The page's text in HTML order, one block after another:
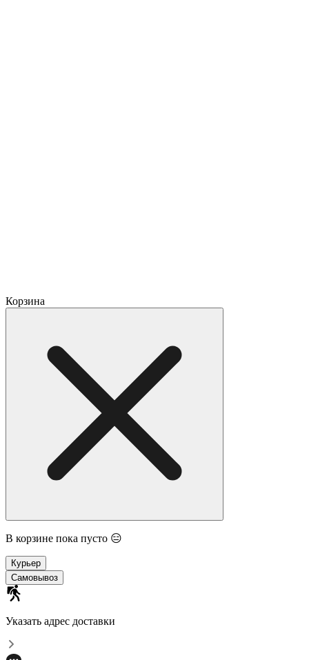
Корзина
В корзине пока пусто 😑
Курьер
Самовывоз
Указать адрес доставки